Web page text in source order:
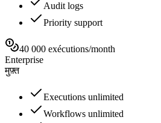
Audit logs
Priority support
40 000 exécutions/month
Enterprise
मुफ़्त
Executions unlimited
Workflows unlimited